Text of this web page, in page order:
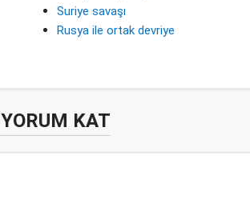
Suriye savaşı
Rusya ile ortak devriye
YORUM KAT